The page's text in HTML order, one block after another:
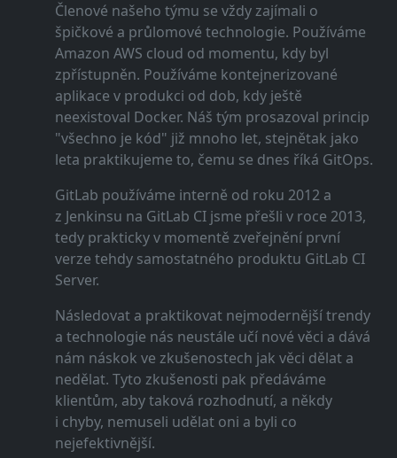
Členové našeho týmu se vždy zajímali o
špičkové a průlomové technologie. Používáme
Amazon AWS cloud od momentu, kdy byl
zpřístupněn. Používáme kontejnerizované
aplikace v produkci od dob, kdy ještě
neexistoval Docker. Náš tým prosazoval princip
"všechno je kód" již mnoho let, stejnětak jako
leta praktikujeme to, čemu se dnes říká GitOps.
GitLab používáme interně od roku 2012 a
z Jenkinsu na GitLab CI jsme přešli v roce 2013,
tedy prakticky v momentě zveřejnění první
verze tehdy samostatného produktu GitLab CI
Server.
Následovat a praktikovat nejmodernější trendy
a technologie nás neustále učí nové věci a dává
nám náskok ve zkušenostech jak věci dělat a
nedělat. Tyto zkušenosti pak předáváme
klientům, aby taková rozhodnutí, a někdy
i chyby, nemuseli udělat oni a byli co
nejefektivnější.